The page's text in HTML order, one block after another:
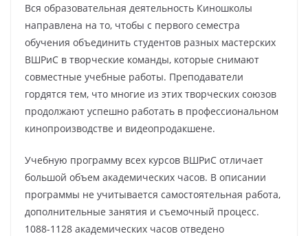
Вся образовательная деятельность Киношколы
направлена на то, чтобы с первого семестра
обучения объединить студентов разных мастерских
ВШРиС в творческие команды, которые снимают
совместные учебные работы. Преподаватели
гордятся тем, что многие из этих творческих союзов
продолжают успешно работать в профессиональном
кинопроизводстве и видеопродакшене.
Учебную программу всех курсов ВШРиС отличает
большой объем академических часов. В описании
программы не учитывается самостоятельная работа,
дополнительные занятия и съемочный процесс.
1088-1128 академических часов отведено